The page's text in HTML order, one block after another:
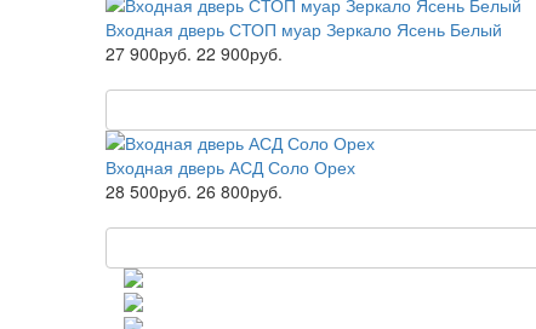
Входная дверь СТОП муар Зеркало Ясень Белый
27 900руб. 22 900руб.
Входная дверь АСД Соло Орех
28 500руб. 26 800руб.